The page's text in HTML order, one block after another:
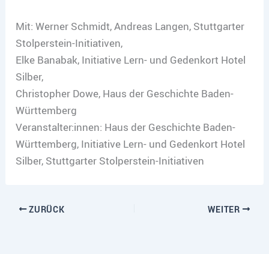
Mit: Werner Schmidt, Andreas Langen, Stuttgarter
Stolperstein-Initiativen,
Elke Banabak, Initiative Lern- und Gedenkort Hotel
Silber,
Christopher Dowe, Haus der Geschichte Baden-
Württemberg
Veranstalter:innen: Haus der Geschichte Baden-
Württemberg, Initiative Lern- und Gedenkort Hotel
Silber, Stuttgarter Stolperstein-Initiativen
ZURÜCK WEITER